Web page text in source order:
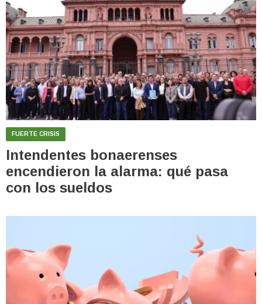
FUERTE CRISIS
Intendentes bonaerenses
encendieron la alarma: qué pasa
con los sueldos